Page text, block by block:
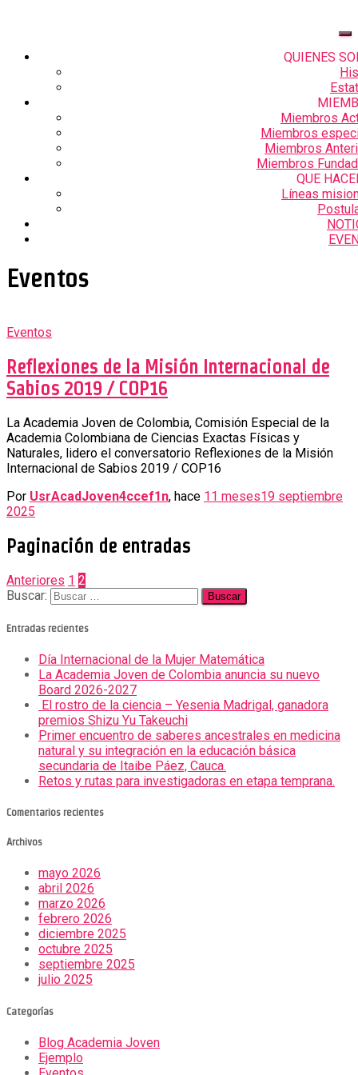
QUIENES
Miembros
Miembros
Miembros
Miembros
QUE
Líneas
Eventos
Eventos
Reflexiones de la Misión Internacional de
Sabios 2019 / COP16
La Academia Joven de Colombia, Comisión Especial de la
Academia Colombiana de Ciencias Exactas Físicas y
Naturales, lidero el conversatorio Reflexiones de la Misión
Internacional de Sabios 2019 / COP16
Por UsrAcadJoven4ccef1n, hace 11 meses19 septiembre
2025
Paginación de entradas
Anteriores 1 2
Buscar:
Entradas recientes
Día Internacional de la Mujer Matemática
La Academia Joven de Colombia anuncia su nuevo
Board 2026-2027
El rostro de la ciencia – Yesenia Madrigal, ganadora
premios Shizu Yu Takeuchi
Primer encuentro de saberes ancestrales en medicina
natural y su integración en la educación básica
secundaria de Itaibe Páez, Cauca.
Retos y rutas para investigadoras en etapa temprana.
Comentarios recientes
Archivos
mayo 2026
abril 2026
marzo 2026
febrero 2026
diciembre 2025
octubre 2025
septiembre 2025
julio 2025
Categorías
Blog Academia Joven
Ejemplo